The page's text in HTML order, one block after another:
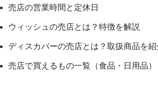
売店の営業時間と定休日
ウィッシュの売店とは？特徴を解説
ディスカバーの売店とは？取扱商品を紹
売店で買えるもの一覧（食品・日用品）